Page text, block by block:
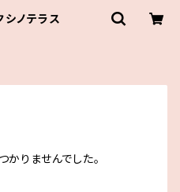
ノテラス
りませんでした。